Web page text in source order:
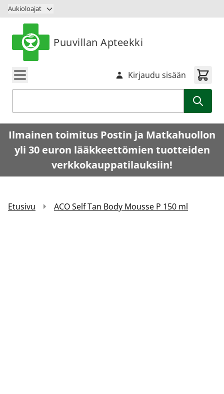
Siirry sisältöön
Aukioloajat
Puuvillan Apteekki
Kirjaudu sisään
Ilmainen toimitus Postin ja Matkahuollon
yli 30 euron lääkkeettömien tuotteiden
verkkokauppatilauksiin!
Etusivu ACO Self Tan Body Mousse P 150 ml